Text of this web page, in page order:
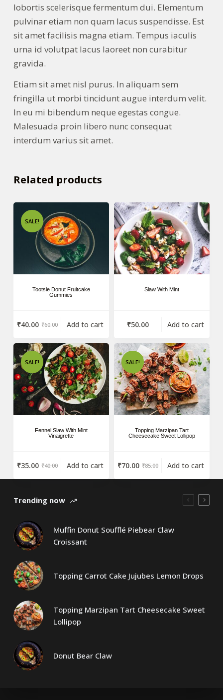
lobortis scelerisque fermentum dui. Elementum
pulvinar etiam non quam lacus suspendisse. Est
sit amet facilisis magna etiam. Tempus iaculis
urna id volutpat lacus laoreet non curabitur
gravida.
Etiam sit amet nisl purus. In aliquam sem
fringilla ut morbi tincidunt augue interdum velit.
In eu mi bibendum neque egestas congue.
Malesuada proin libero nunc consequat
interdum varius sit amet.
Related products
SALE!
Tootsie Donut Fruitcake
Gummies
₹60.00
₹40.00 Add to cart
Slaw With Mint
₹50.00 Add to cart
SALE!
Fennel Slaw With Mint
Vinaigrette
₹40.00
₹35.00 Add to cart
SALE!
Topping Marzipan Tart
Cheesecake Sweet Lollipop
₹85.00
₹70.00 Add to cart
Trending now
Muffin Donut Soufflé Piebear Claw
Croissant
Topping Carrot Cake Jujubes Lemon Drops
Topping Marzipan Tart Cheesecake Sweet
Lollipop
Donut Bear Claw